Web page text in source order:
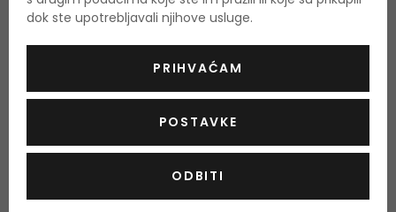
O proizvodu
Cruelty free
DA,
OSTALE INFORMACIJE
dok ste upotrebljavali njihove usluge.
PRIHVAĆAM
POSTAVKE
ODBITI